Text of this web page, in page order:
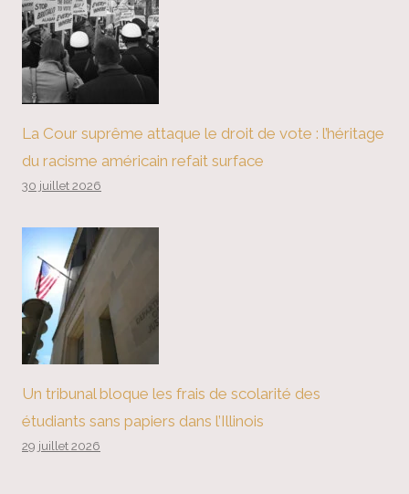
La Cour suprême attaque le droit de vote : l’héritage
du racisme américain refait surface
30 juillet 2026
Un tribunal bloque les frais de scolarité des
étudiants sans papiers dans l’Illinois
29 juillet 2026